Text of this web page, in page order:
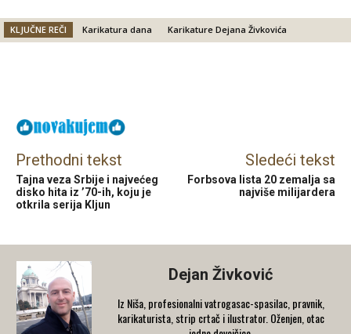
KLJUČNE REČI Karikatura dana Karikature Dejana Živkovića
Prethodni tekst
Tajna veza Srbije i najvećeg
disko hita iz ’70-ih, koju je
otkrila serija Kljun
Sledeći tekst
Forbsova lista 20 zemalja sa
najviše milijardera
Dejan Živković
Iz Niša, profesionalni vatrogasac-spasilac, pravnik,
karikaturista, strip crtač i ilustrator. Oženjen, otac